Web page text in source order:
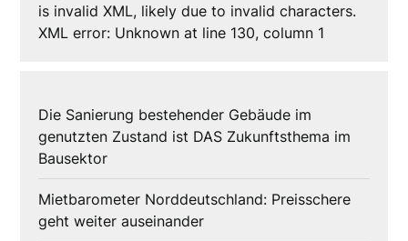
is invalid XML, likely due to invalid characters.
XML error: Unknown at line 130, column 1
Die Sanierung bestehender Gebäude im
genutzten Zustand ist DAS Zukunftsthema im
Bausektor
Mietbarometer Norddeutschland: Preisschere
geht weiter auseinander